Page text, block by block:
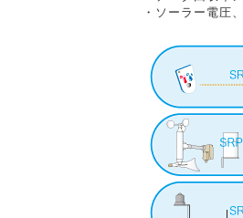
・ソーラー電圧